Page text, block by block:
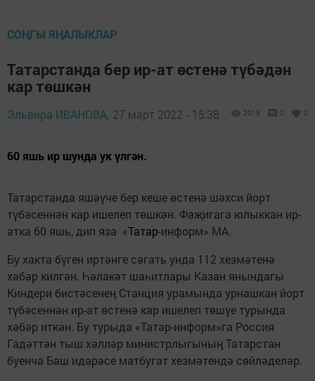
СОҢГЫ ЯҢАЛЫКЛАР
Татарстанда бер ир-ат өстенә түбәдән
кар төшкән
Эльвира ИВАНОВА, 27 март 2022 - 15:38 2019 0 0
60 яшь ир шунда ук үлгән.
Татарстанда яшәүче бер кеше өстенә шәхси йорт
түбәсеннән кар ишелеп төшкән. Фаҗигага юлыккан ир-
атка 60 яшь, дип яза «Татар-информ» МА.
Бу хакта бүген иртәнге сәгать унда 112 хезмәтенә
хәбәр килгән. Һәлакәт шаһитлары Казан янындагы
Киндери бистәсенең Станция урамында урнашкан йорт
түбәсеннән ир-ат өстенә кар ишелеп төшүе турында
хәбәр иткән. Бу турыда «Татар-информ»га Россия
Гадәттән тыш хәлләр министрлыгының Татарстан
буенча Баш идарәсе матбугат хезмәтендә сөйләделәр.